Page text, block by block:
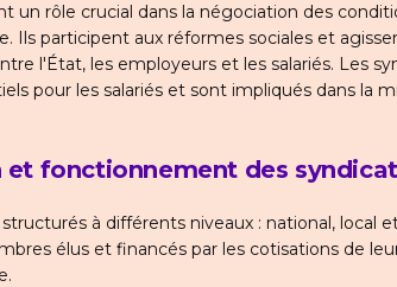
un rôle crucial dans la négociation des
Ils participent aux réformes sociales et
l'État, les employeurs et les salariés. Les
pour les salariés et sont impliqués dans la
et fonctionnement des
à différents niveaux : national, local
élus et financés par les cotisations de